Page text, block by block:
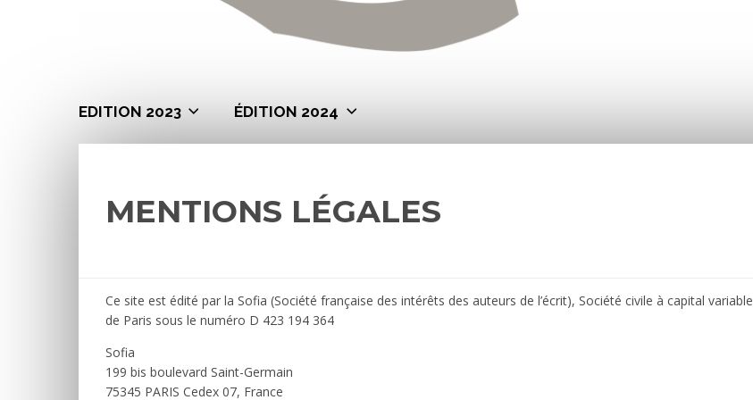
EDITION 2023 ÉDITION 2024
MENTIONS LÉGALES
Ce site est édité par la Sofia (Société française des intérêts des auteurs de l’écrit), Société civile à capital
de Paris sous le numéro D 423 194 364
Sofia
199 bis boulevard Saint-Germain
75345 PARIS Cedex 07, France